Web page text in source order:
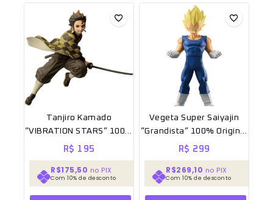
Tanjiro Kamado
“VIBRATION STARS” 100%
Original Sem caixa
R$ 195
R$175,50 no PIX
Com 10% de desconto
Vegeta Super Saiyajin
“Grandista” 100% Original
Lacrado [Banpresto]
R$ 299
R$269,10 no PIX
Com 10% de desconto